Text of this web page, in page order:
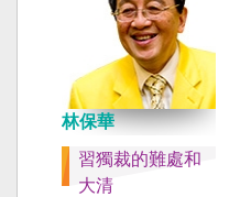
林保華
習獨裁的難處和
大清